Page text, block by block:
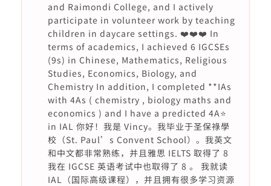
and Raimondi College, and I actively
participate in volunteer work by teaching
children in daycare settings. ❤️❤️❤️ In
terms of academics, I achieved 6 IGCSEs
(9s) in Chinese, Mathematics, Religious
Studies, Economics, Biology, and
Chemistry In addition, I completed **IAs
with 4As ( chemistry , biology maths and
economics ) and I have a predicted 4A⭐️
in IAL 你好！我是 Vincy。我毕业于圣保祿學
校（St. Paul’s Convent School）。我英文
和中文都非常熟练，并且雅思 IELTS 取得了 8
我在 IGCSE 英语考试中也取得了 8 。 我就读
IAL（国际高级课程），并且拥有很多学习资源